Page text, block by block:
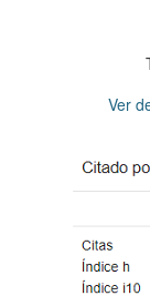
Ver